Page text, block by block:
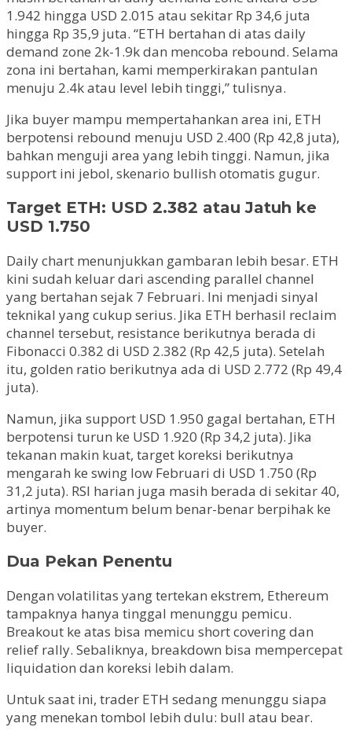
1.942 hingga USD 2.015 atau sekitar Rp 34,6 juta
hingga Rp 35,9 juta. “ETH bertahan di atas daily
demand zone 2k-1.9k dan mencoba rebound. Selama
zona ini bertahan, kami memperkirakan pantulan
menuju 2.4k atau level lebih tinggi,” tulisnya.
Jika buyer mampu mempertahankan area ini, ETH
berpotensi rebound menuju USD 2.400 (Rp 42,8 juta),
bahkan menguji area yang lebih tinggi. Namun, jika
support ini jebol, skenario bullish otomatis gugur.
Target ETH: USD 2.382 atau Jatuh ke
USD 1.750
Daily chart menunjukkan gambaran lebih besar. ETH
kini sudah keluar dari ascending parallel channel
yang bertahan sejak 7 Februari. Ini menjadi sinyal
teknikal yang cukup serius. Jika ETH berhasil reclaim
channel tersebut, resistance berikutnya berada di
Fibonacci 0.382 di USD 2.382 (Rp 42,5 juta). Setelah
itu, golden ratio berikutnya ada di USD 2.772 (Rp 49,4
juta).
Namun, jika support USD 1.950 gagal bertahan, ETH
berpotensi turun ke USD 1.920 (Rp 34,2 juta). Jika
tekanan makin kuat, target koreksi berikutnya
mengarah ke swing low Februari di USD 1.750 (Rp
31,2 juta). RSI harian juga masih berada di sekitar 40,
artinya momentum belum benar-benar berpihak ke
buyer.
Dua Pekan Penentu
Dengan volatilitas yang tertekan ekstrem, Ethereum
tampaknya hanya tinggal menunggu pemicu.
Breakout ke atas bisa memicu short covering dan
relief rally. Sebaliknya, breakdown bisa mempercepat
liquidation dan koreksi lebih dalam.
Untuk saat ini, trader ETH sedang menunggu siapa
yang menekan tombol lebih dulu: bull atau bear.